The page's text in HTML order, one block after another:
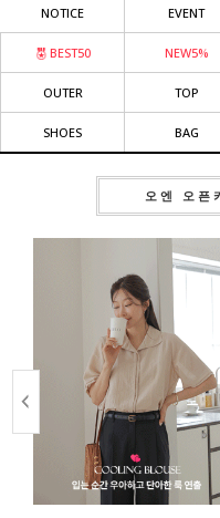
NOTICE EVENT
BEST50 NEW5%
OUTER TOP
SHOES BAG
오엔 오픈